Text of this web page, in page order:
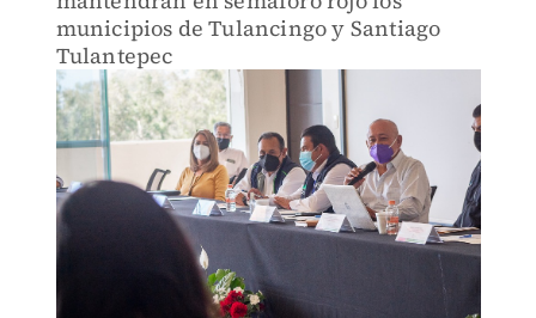
municipios de Tulancingo y Santiago
Tulantepec